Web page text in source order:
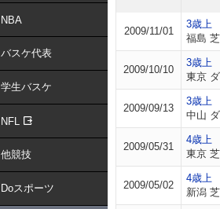
NBA
バスケ代表
学生バスケ
NFL
他競技
Doスポーツ
2009/11/01
3歳上
福島
2009/10/10
3歳上
東京
2009/09/13
3歳上
中山
2009/05/31
4歳上
東京
2009/05/02
4歳上
新潟